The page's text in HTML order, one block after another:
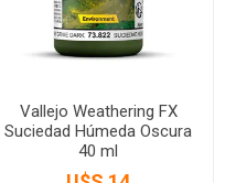
Vallejo Weathering FX
Suciedad Húmeda Oscura
40 ml